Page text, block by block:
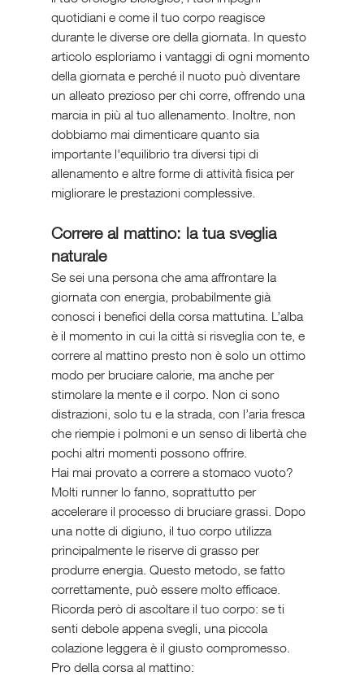
quotidiani e come il tuo corpo reagisce
durante le diverse ore della giornata. In questo
articolo esploriamo i vantaggi di ogni momento
della giornata e perché il nuoto può diventare
un alleato prezioso per chi corre, offrendo una
marcia in più al tuo allenamento. Inoltre, non
dobbiamo mai dimenticare quanto sia
importante l'equilibrio tra diversi tipi di
allenamento e altre forme di attività fisica per
migliorare le prestazioni complessive.
Correre al mattino: la tua sveglia
naturale
Se sei una persona che ama affrontare la
giornata con energia, probabilmente già
conosci i benefici della corsa mattutina. L’alba
è il momento in cui la città si risveglia con te, e
correre al mattino presto non è solo un ottimo
modo per bruciare calorie, ma anche per
stimolare la mente e il corpo. Non ci sono
distrazioni, solo tu e la strada, con l’aria fresca
che riempie i polmoni e un senso di libertà che
pochi altri momenti possono offrire.
Hai mai provato a correre a stomaco vuoto?
Molti runner lo fanno, soprattutto per
accelerare il processo di bruciare grassi. Dopo
una notte di digiuno, il tuo corpo utilizza
principalmente le riserve di grasso per
produrre energia. Questo metodo, se fatto
correttamente, può essere molto efficace.
Ricorda però di ascoltare il tuo corpo: se ti
senti debole appena svegli, una piccola
colazione leggera è il giusto compromesso.
Pro della corsa al mattino: